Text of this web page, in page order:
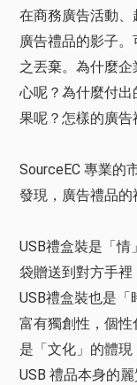
在商務廣告活動
廣告禮品的影子
之丟棄。為什麼
心呢？為什麼付
果呢？怎樣的廣告
SourceEC 專業的
發現，廣告禮品的
USB禮盒裝是「情
袋贈送到對方手裡
USB禮盒裝也是「
富有獨創性，個性
是「文化」的體現
USB 禮品本身的